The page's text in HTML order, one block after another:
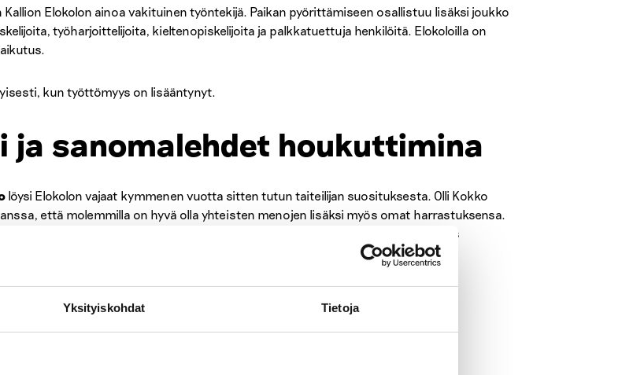
Yksityiskohdat Tietoja
Kallion Elokolon ainoa vakituinen työntekijä. Paikan pyörittämiseen osallistuu lisäksi joukko
työharjoittelijoita, kieltenopiskelijoita ja palkkatuettuja henkilöitä. Elokoloilla on
kun työttömyys on lisääntynyt.
ja sanomalehdet houkuttimina
löysi Elokolon vajaat kymmenen vuotta sitten tutun taiteilijan suosituksesta. Olli Kokko
että molemmilla on hyvä olla yhteisten menojen lisäksi myös omat harrastuksensa.
jäätyä neljä vuotta sitten leskeksi. Elokolossa käy kaikenlaisia ihmisiä, myös
insinööreistä tuomareihin. Ennen eläkkeelle jäämistään Kokko toimi autoalalla.
kanssa. Luen myös lehdet päivittäin”, Olavi Kokko kertoo.
aamupuuron. Tiistaisin kokkaillaan lounas yhdessä ja torstaisin irtoaa